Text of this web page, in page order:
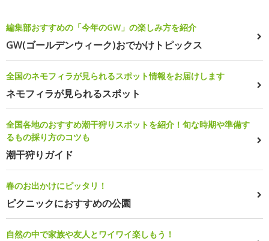
編集部おすすめの「今年のGW」の楽しみ方を紹介
GW(ゴールデンウィーク)おでかけトピックス
全国のネモフィラが見られるスポット情報をお届けします
ネモフィラが見られるスポット
全国各地のおすすめ潮干狩りスポットを紹介！旬な時期や準備す
るもの採り方のコツも
潮干狩りガイド
春のお出かけにピッタリ！
ピクニックにおすすめの公園
自然の中で家族や友人とワイワイ楽しもう！